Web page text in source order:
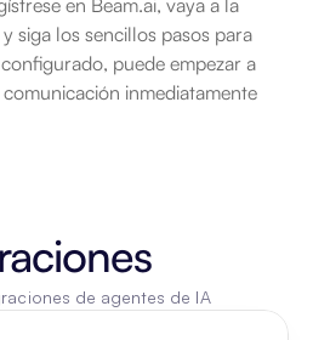
en Beam.ai, vaya a la
siga los sencillos pasos para
puede empezar a
inmediatamente
de agentes de IA